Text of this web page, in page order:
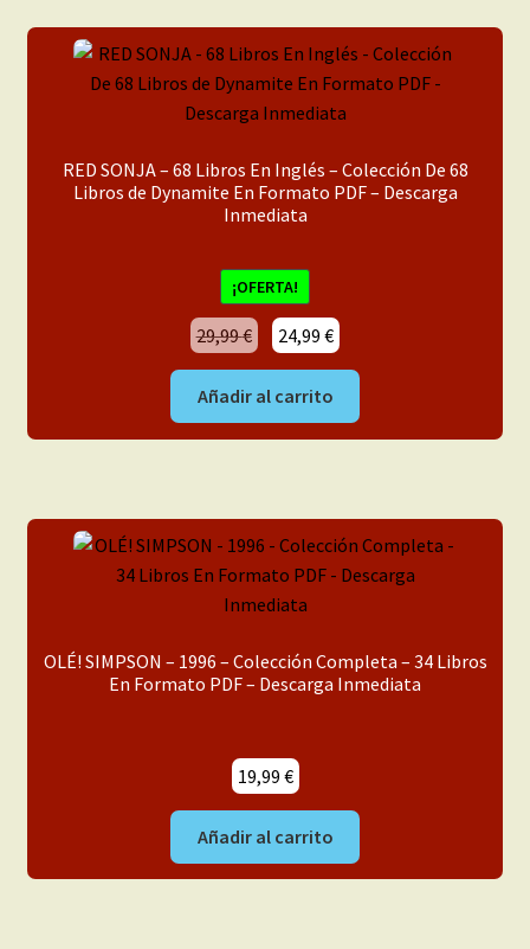
RED SONJA – 68 Libros En Inglés – Colección De 68
Libros de Dynamite En Formato PDF – Descarga
Inmediata
¡OFERTA!
29,99€
precio
original
era:
24,99€
precio
es:
Añadir al carrito
OLÉ! SIMPSON – 1996 – Colección Completa – 34 Libros
En Formato PDF – Descarga Inmediata
19,99 €
Añadir al carrito